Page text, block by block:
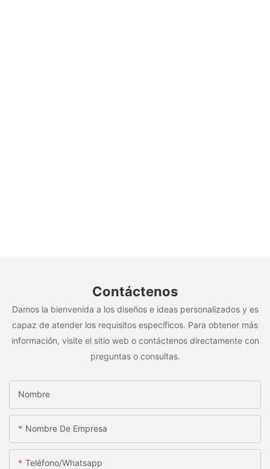
Contáctenos
Damos la bienvenida a los diseños e ideas personalizados y es
capaz de atender los requisitos específicos. Para obtener más
información, visite el sitio web o contáctenos directamente con
preguntas o consultas.
Nombre
Nombre De Empresa
Teléfono/whatsapp